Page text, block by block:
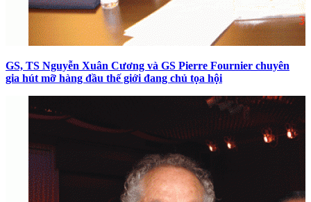
GS, TS Nguyễn Xuân Cương và GS Pierre Fournier chuyên
gia hút mỡ hàng đầu thế giới đang chủ tọa hội